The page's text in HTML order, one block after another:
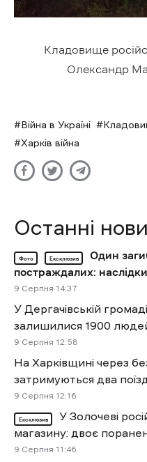
Кладовище
Олександр
Війна в Україні
Харків війна
Останні
Фото Ексклюзив
Один
постраждалих:
9 Cерпня 14:37
У Дергачівській
залишилися 1900
9 Cерпня 12:58
На Харківщині через
затримуються два
9 Cерпня 12:16
Ексклюзив
У Золочеві
магазину: двоє
9 Cерпня 11:46